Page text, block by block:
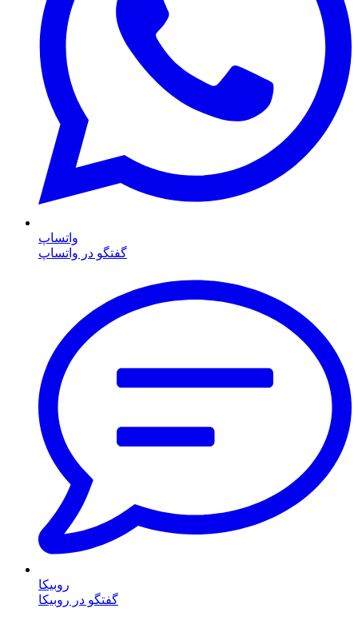
واتساپ
گفتگو در واتساپ
روبیکا
گفتگو در روبیکا